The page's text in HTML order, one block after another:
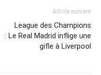
Article suivant
League des Champions
: Le Real Madrid inflige une
gifle à Liverpool